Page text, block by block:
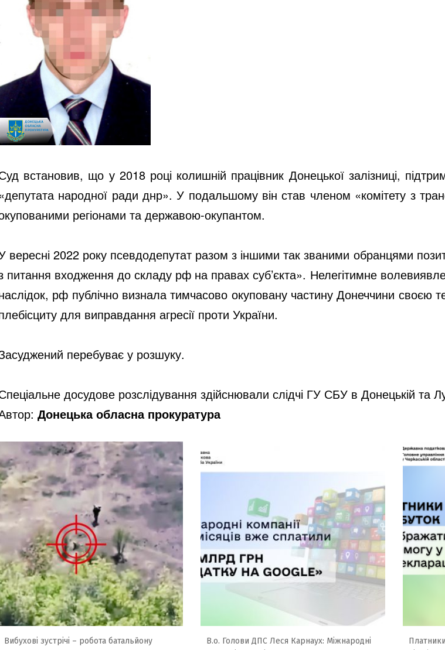
встановив, що у 2018 році колишній працівник Донецької залізниці,
народної ради днр». У подальшому він став членом «комітету з
регіонами та державою-окупантом.
вересні 2022 року псевдодепутат разом з іншими так званими обранцями
питання входження до складу рф на правах суб’єкта». Нелегітимне
рф публічно визнала тимчасово окуповану частину Донеччини своєю
для виправдання агресії проти України.
перебуває у розшуку.
досудове розслідування здійснювали слідчі ГУ СБУ в Донецькій та
Донецька обласна прокуратура
Вибухові зустрічі – робота батальйону
В.о. Голови ДПС Леся Карнаух: Міжнародні